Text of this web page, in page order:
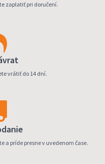
zaplatiť pri doručení.
vrátiť do 14 dní.
a príde presne v uvedenom čase.